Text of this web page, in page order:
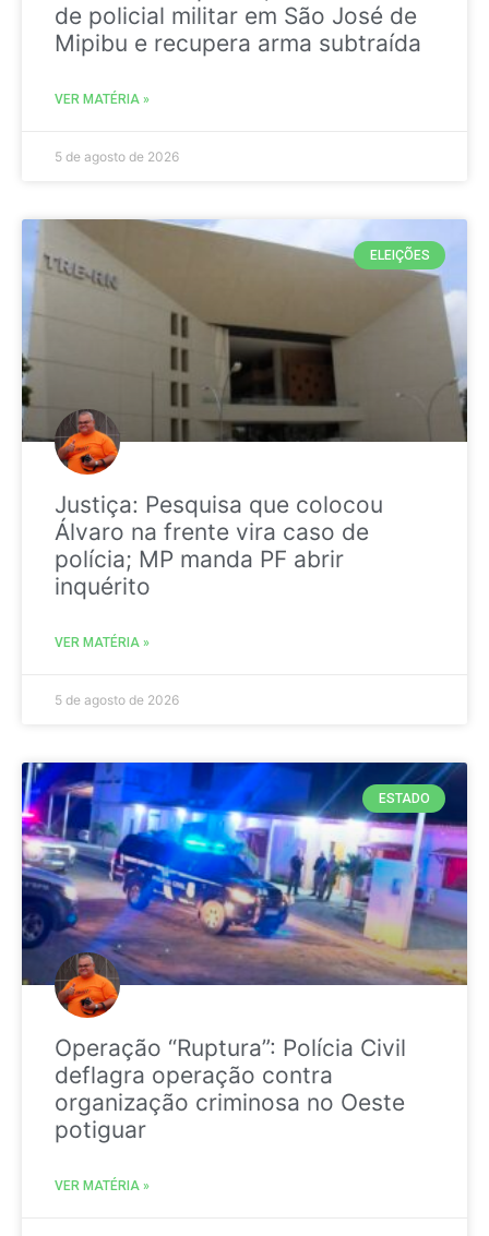
de policial militar em São José de
Mipibu e recupera arma subtraída
VER MATÉRIA »
5 de agosto de 2026
ELEIÇÕES
Justiça: Pesquisa que colocou
Álvaro na frente vira caso de
polícia; MP manda PF abrir
inquérito
VER MATÉRIA »
5 de agosto de 2026
ESTADO
Operação “Ruptura”: Polícia Civil
deflagra operação contra
organização criminosa no Oeste
potiguar
VER MATÉRIA »